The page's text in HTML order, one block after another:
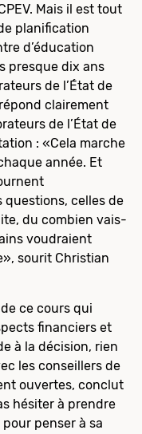
Mais il est tout
planification
d’éducation
presque dix ans
de l’État de
clairement
de l’État de
: «Cela marche
année. Et
celles de
du combien vais-
voudraient
sourit Christian
ce cours qui
financiers et
à la décision, rien
les conseillers de
ouvertes, conclut
hésiter à prendre
penser à sa